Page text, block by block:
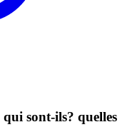
sont-ils? quelles